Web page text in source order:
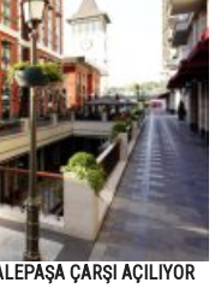
ÇARŞI AÇILIYOR